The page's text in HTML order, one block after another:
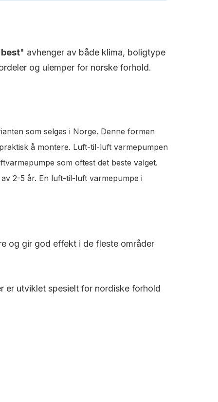
best" avhenger av både klima, boligtype
og ulemper for norske forhold.
som selges i Norge. Denne formen
å montere. Luft-til-luft varmepumpen
som oftest det beste valget.
2-5 år. En luft-til-luft varmepumpe i
og gir god effekt i de fleste områder
er utviklet spesielt for nordiske forhold